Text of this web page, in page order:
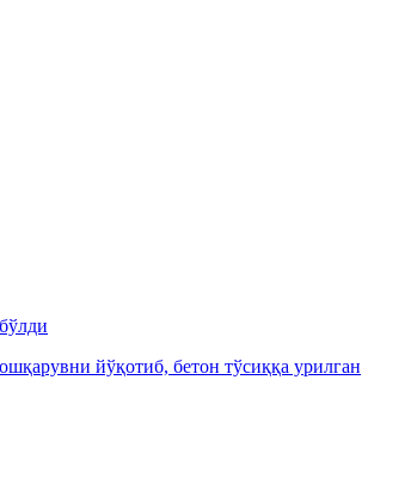
йўқотиб, бетон тўсиққа урилган